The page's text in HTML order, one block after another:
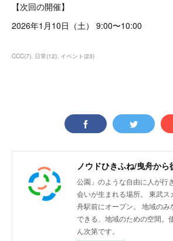
【次回の開催】
2026年1月10日（土） 9:00〜10:00
CCC(7) 日常(12) イベント(23)
公園」のような自由に人が行
会いが生まれる場所。 東武
舟駅前にオープン。 地域のみ
できる、地域のための空間。
ん次第です。